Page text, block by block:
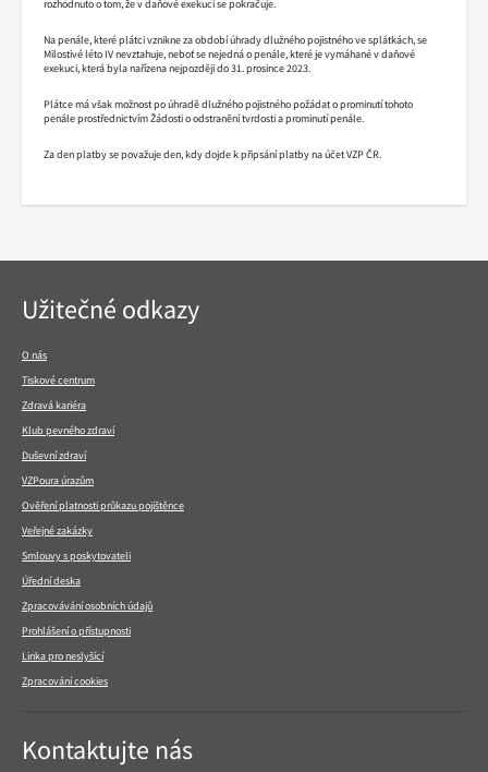
rozhodnuto o tom, že v daňové exekuci se pokračuje.
Na penále, které plátci vznikne za období úhrady dlužného pojistného ve splátkách, se
Milostivé léto IV nevztahuje, neboť se nejedná o penále, které je vymáhané v daňové
exekuci, která byla nařízena nejpozději do 31. prosince 2023.
Plátce má však možnost po úhradě dlužného pojistného požádat o prominutí tohoto
penále prostřednictvím Žádosti o odstranění tvrdosti a prominutí penále.
Za den platby se považuje den, kdy dojde k připsání platby na účet VZP ČR.
Navigace
v
Užitečné odkazy
O nás
Tiskové centrum
Zdravá kariéra
Klub pevného zdraví
Duševní zdraví
VZPoura úrazům
Ověření platnosti průkazu pojištěnce
Veřejné zakázky
Smlouvy s poskytovateli
Úřední deska
Zpracovávání osobních údajů
Prohlášení o přístupnosti
Linka pro neslyšící
Zpracování cookies
Kontaktujte nás